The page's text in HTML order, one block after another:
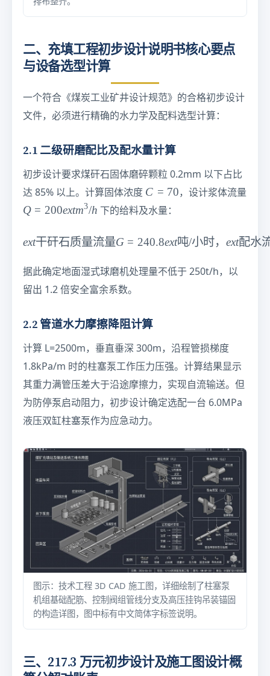
二、充填工程初步设计说明书核心要点
与设备选型计算
一个符合《煤炭工业矿井设计规范》的合格初步设计
文件，必须进行精确的水力学及配料选型计算：
2.1 二级研磨配比及配水量计算
初步设计要求煤矸石固体磨碎颗粒 0.2mm 以下占比
达 85% 以上。计算固体浓度 C
=
7
%
C = 70，设计浆体流量
Q
0
e
xt
m
h
}
Q = 200extm3/h 下的给料及水量：
ext{干矸石质量流量 } G =
ext干矸石质量流量G = 240.8ext吨/小时， ext配水
据此确定地面湿式球磨机处理量不低于 250t/h，以
留出 1.2 倍安全富余系数。
2.2 管道水力摩擦降阻计算
计算 L=2500m，垂直垂深 300m，沿程管损梯度
1.8kPa/m 时的柱塞泵工作压力压强。计算结果显示
其重力满管压差大于沿途摩擦力，实现自流输送。但
为防停泵启动阻力，初步设计确定选配一台 6.0MPa
液压双缸柱塞泵作为应急动力。
图示：技术工程 3D CAD 施工图，详细绘制了柱塞泵
机组基础配筋、控制阀组管线分支及高压挂钩吊装锚固
的构造详图，图中标有中文简体字标签说明。
三、217.3 万元初步设计及施工图设计概